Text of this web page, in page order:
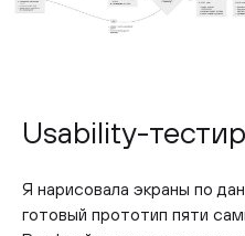
Usability-
Я нарисовала экраны по
готовый прототип пяти